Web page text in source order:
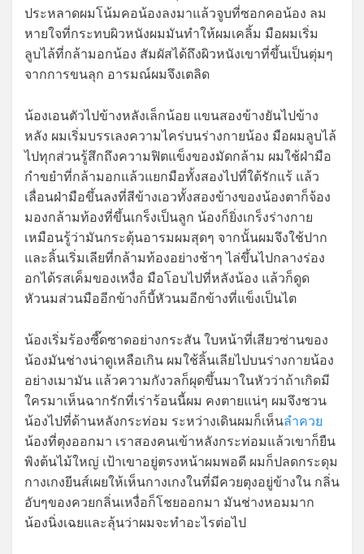
ประหลาดผมโน้มคอน้องลงมาแล้วจูบที่ซอกคอน้อง ลม
หายใจที่กระทบผิวหนังผมมันทำให้ผมเคลิ้ม มือผมเริ่ม
ลูบไล้ที่กล้ามอกน้อง สัมผัสได้ถึงผิวหนังเขาที่ขึ้นเป็นตุ่มๆ
จากการขนลุก อารมณ์ผมจึงเตลิด
น้องเอนตัวไปข้างหลังเล็กน้อย แขนสองข้างยันไปข้าง
หลัง ผมเริ่มบรรเลงความไคร่บนร่างกายน้อง มือผมลูบไล้
ไปทุกส่วนรู้สึกถึงความฟิตแข็งของมัดกล้าม ผมใช้ฝ่ามือ
กำขยำที่กล้ามอกแล้วแยกมือทั้งสองไปที่ใต้รักแร้ แล้ว
เลื่อนฝ่ามือขึ้นลงที่สีข้างเอวทั้งสองข้างของน้องตาก็จ้อง
มองกล้ามท้องที่ขึ้นเกร็งเป็นลูก น้องก็ยิ่งเกร็งร่างกาย
เหมือนรู้ว่ามันกระตุ้นอารมผมสุดๆ จากนั้นผมจึงใช้ปาก
และลิ้นเริ่มเลียที่กล้ามท้องอย่างช้าๆ ไล่ขึ้นไปกลางร่อง
อกได้รสเค็มของเหงื่อ มือโอบไปที่หลังน้อง แล้วก็ดูด
หัวนมส่วนมืออีกข้างก็บี้หัวนมอีกข้างที่แข็งเป็นไต
น้องเริ่มร้องซี๊ดซาดอย่างกระสัน ใบหน้าที่เสียวซ่านของ
น้องมันช่างน่าดูเหลือเกิน ผมใช้ลิ้นเลียไปบนร่างกายน้อง
อย่างเมามัน แล้วความกังวลก็ผุดขึ้นมาในหัวว่าถ้าเกิดมี
ใครมาเห็นฉากรักที่เร่าร้อนนี้ผม คงตายแน่ๆ ผมจึงชวน
น้องไปที่ด้านหลังกระท่อม ระหว่างเดินผมก็เห็นลำควย
น้องที่ตุงออกมา เราสองคนเข้าหลังกระท่อมแล้วเขาก็ยืน
พิงต้นไม้ใหญ่ เป้าเขาอยู่ตรงหน้าผมพอดี ผมก็ปลดกระดุม
กางเกงยีนส์เผยให้เห็นกางเกงในที่มีควยตุงอยู่ข้างใน กลิ่น
อับๆของควยกลิ่นเหงื่อก็โชยออกมา มันช่างหอมมาก
น้องนิ่งเฉยและลุ้นว่าผมจะทำอะไรต่อไป